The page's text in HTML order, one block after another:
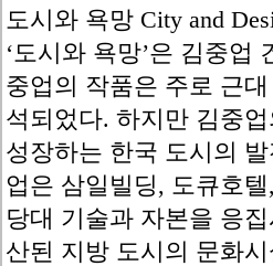
도시와 욕망 City and
‘도시와 욕망’은 김중업
중업의 작품은 주로 근
석되었다. 하지만 김중
성장하는 한국 도시의
업은 삼일빌딩, 도큐호
당대 기술과 자본을 응
산된 지방 도시의 문화